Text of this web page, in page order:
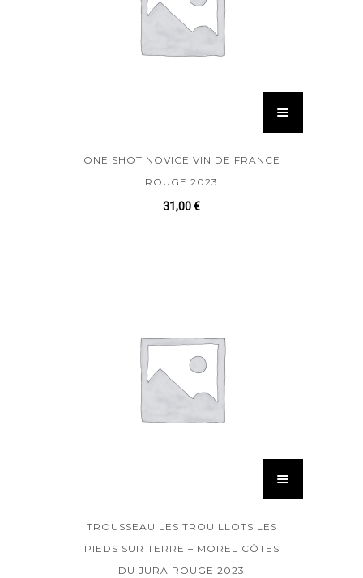
ONE SHOT NOVICE VIN DE FRANCE
ROUGE 2023
31,00€
TROUSSEAU LES TROUILLOTS LES
PIEDS SUR TERRE – MOREL CÔTES
DU JURA ROUGE 2023